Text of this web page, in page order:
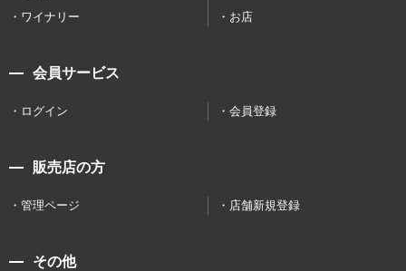
ワイナリー お店
会員サービス
ログイン 会員登録
販売店の方
管理ページ 店舗新規登録
その他